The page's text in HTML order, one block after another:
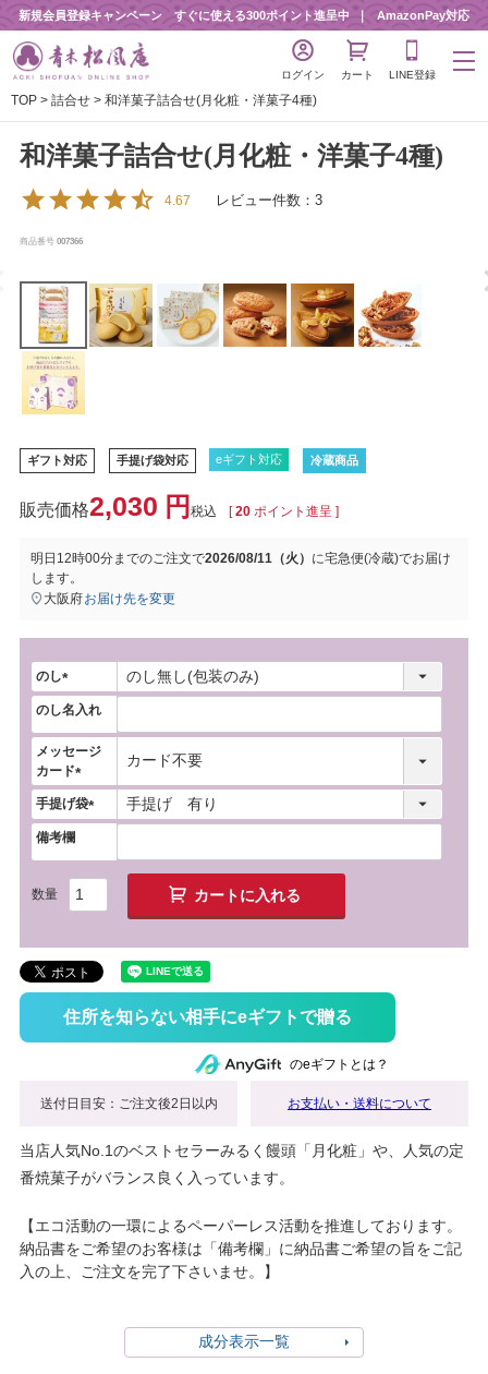
新規会員登録キャンペーン すぐに使える300ポイント進呈中 AmazonPay対応
ログイン カート LINE登録
TOP 詰合せ 和洋菓子詰合せ(月化粧・洋菓子4種)
和洋菓子詰合せ(月化粧・洋菓子4種)
4.67 レビュー件数：3
商品番号 007366
ギフト対応 手提げ袋対応 eギフト対応 冷蔵商品
2,030 税込 [ 20 ポイント進呈 ]
明日 12時00分までのご注文で2026/08/11（火） に宅急便(冷蔵)でお届け
します。
大阪府お届け先を変更
のし
(
必
須
)
のし名入れ
メッセージ
カード
(
必
須
手提げ袋
(
備考欄
カートに入れる
住所を知らない相手にeギフトで贈る
のeギフトとは？
送付日目安：ご注文後2日以内 お支払い・送料について
当店人気No.1のベストセラーみるく饅頭「月化粧」や、人気の定
番焼菓子がバランス良く入っています。
【エコ活動の一環によるペーパーレス活動を推進しております。
納品書をご希望のお客様は「備考欄」に納品書ご希望の旨をご記
入の上、ご注文を完了下さいませ。】
成分表示一覧